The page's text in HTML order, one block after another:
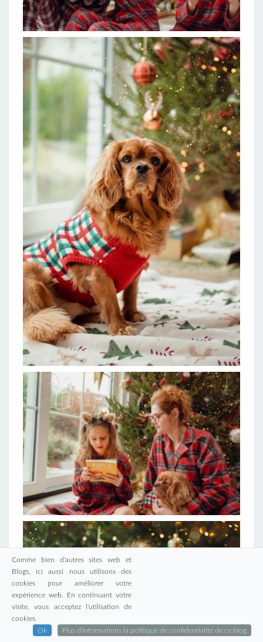
Comme bien d'autres sites web et
Blogs, ici aussi nous utilisons des
cookies pour améliorer votre
expérience web. En continuant votre
visite, vous acceptez l'utilisation de
cookies.
Ok
Plus d'informations la politique de confidentialité de ce blog